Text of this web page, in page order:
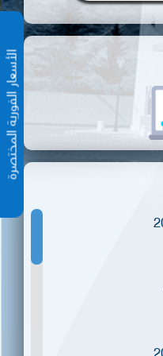
الأسعار